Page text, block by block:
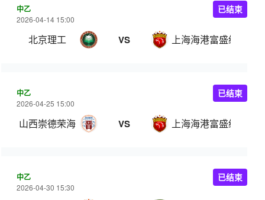
中乙
2026-04-14 15:00
北京理工 VS 上海海港富盛经开
已结束
中乙
2026-04-25 15:00
山西崇德荣海 VS 上海海港富盛经开
已结束
中乙
2026-04-30 15:30
已结束